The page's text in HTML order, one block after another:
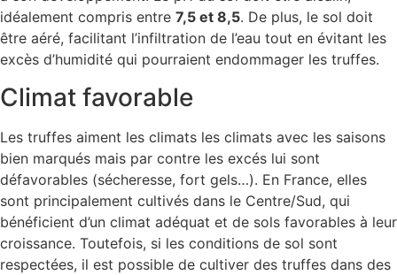
idéalement compris entre 7,5 et 8,5. De plus, le sol doit
être aéré, facilitant l’infiltration de l’eau tout en évitant les
excès d’humidité qui pourraient endommager les truffes.
Climat favorable
Les truffes aiment les climats les climats avec les saisons
bien marqués mais par contre les excés lui sont
défavorables (sécheresse, fort gels…). En France, elles
sont principalement cultivés dans le Centre/Sud, qui
bénéficient d’un climat adéquat et de sols favorables à leur
croissance. Toutefois, si les conditions de sol sont
respectées, il est possible de cultiver des truffes dans des